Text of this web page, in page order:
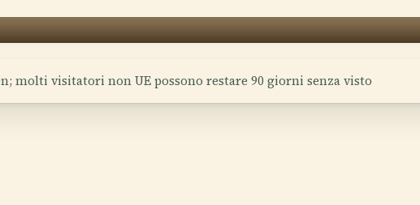
molti visitatori non UE possono restare 90 giorni senza visto